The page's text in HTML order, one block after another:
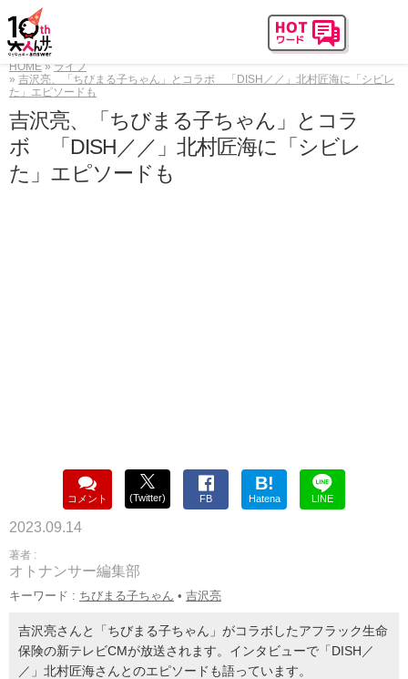
HOME
ライフ
吉沢亮、「ちびまる子ちゃん」とコラボ 「DISH／／」北村匠海に「シビレ
た」エピソードも
吉沢亮、「ちびまる子ちゃん」とコラ
ボ 「DISH／／」北村匠海に「シビレ
た」エピソードも
コメント (Twitter) FB
B!
Hatena LINE
2023.09.14
著者 :
オトナンサー編集部
キーワード : ちびまる子ちゃん • 吉沢亮
吉沢亮さんと「ちびまる子ちゃん」がコラボしたアフラック生命
保険の新テレビCMが放送されます。インタビューで「DISH／
／」北村匠海さんとのエピソードも語っています。